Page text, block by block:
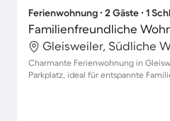
Ferienwohnung ∙ 2 Gäste ∙ 1
Familienfreundliche
Charmante Ferienwohnung in
Parkplatz, ideal für entspannte